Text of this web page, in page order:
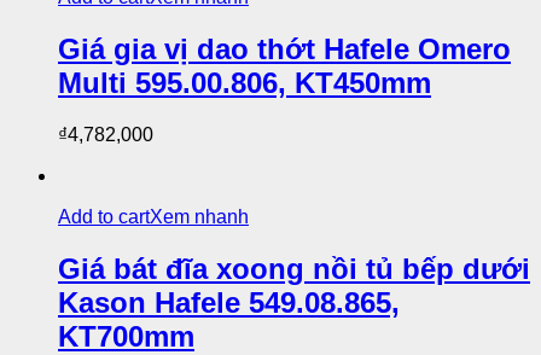
Giá gia vị dao thớt Hafele Omero
Multi 595.00.806, KT450mm
₫4,782,000
Add to cartXem nhanh
Giá bát đĩa xoong nồi tủ bếp dưới
Kason Hafele 549.08.865,
KT700mm